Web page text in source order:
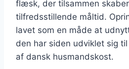
flæsk, der tilsammen
tilfredsstillende måltid.
lavet som en måde at
den har siden udviklet sig
af dansk husmandskost.